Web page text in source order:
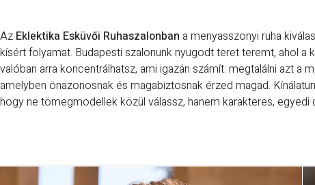
Az Eklektika Esküvői Ruhaszalonban a menyasszonyi ruha
kísért folyamat. Budapesti szalonunk nyugodt teret teremt, ahol a
valóban arra koncentrálhatsz, ami igazán számít: megtalálni azt a
amelyben önazonosnak és magabiztosnak érzed magad.
hogy ne tömegmodellek közül válassz, hanem karakteres, egyedi